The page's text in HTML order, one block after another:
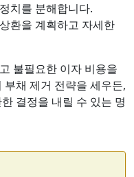
치를 분해합니다.
환을 계획하고 자세한
불필요한 이자 비용을
채 제거 전략을 세우든,
결정을 내릴 수 있는 명